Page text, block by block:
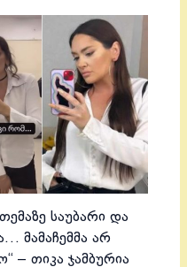
საუბარი და
მამაჩემმა არ
– თიკა ჯამბურია